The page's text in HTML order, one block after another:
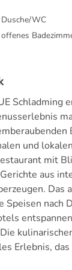
WC
Schladming
und
mit
aus
Das
Speisen nach
Erlebnis,